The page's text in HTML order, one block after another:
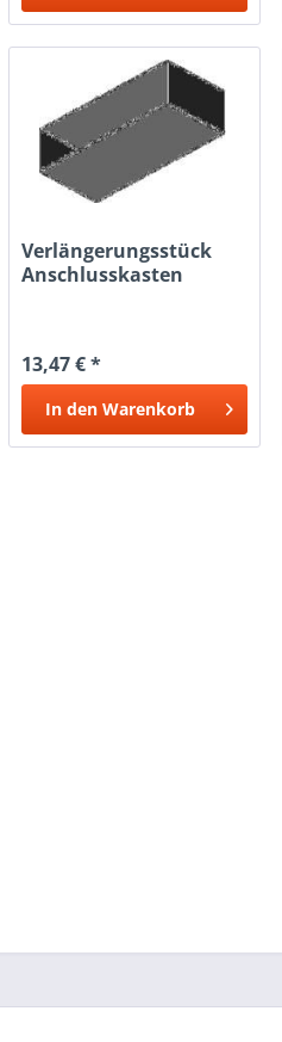
Verlängerungsstück
Anschlusskasten
13,47 € *
In den Warenkorb